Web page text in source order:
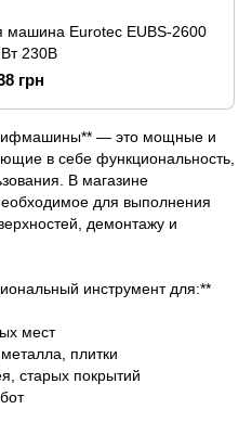
Eurotec EUBS-2600
230В
грн
— это мощные и
в себе функциональность,
В магазине
для выполнения
демонтажу и
инструмент для:**
мест
плитки
старых покрытий